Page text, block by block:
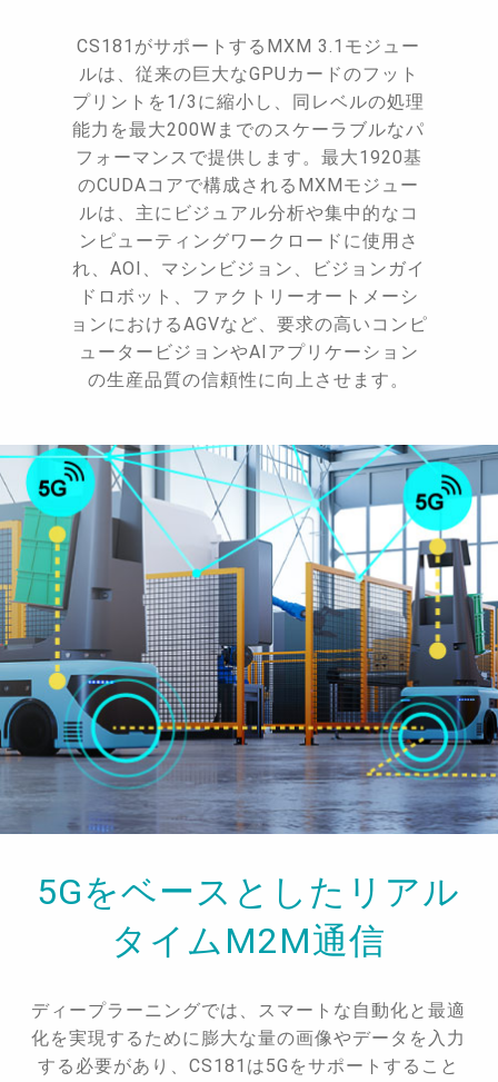
CS181がサポートするMXM 3.1モジュー
ルは、従来の巨大なGPUカードのフット
プリントを1/3に縮小し、同レベルの処理
能力を最大200Wまでのスケーラブルなパ
フォーマンスで提供します。最大1920基
のCUDAコアで構成されるMXMモジュー
ルは、主にビジュアル分析や集中的なコ
ンピューティングワークロードに使用さ
れ、AOI、マシンビジョン、ビジョンガイ
ドロボット、ファクトリーオートメーシ
ョンにおけるAGVなど、要求の高いコンピ
ュータービジョンやAIアプリケーション
の生産品質の信頼性に向上させます。
5Gをベースとしたリアル
タイムM2M通信
ディープラーニングでは、スマートな自動化と最適
化を実現するために膨大な量の画像やデータを入力
する必要があり、CS181は5Gをサポートすること